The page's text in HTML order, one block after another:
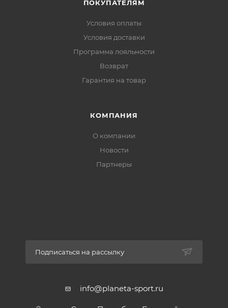
ПОКУПАТЕЛЯМ
Условия оплаты
Условия доставки
Программа лояльности
Возврат
Гарантия на товар
КОМПАНИЯ
О компании
Новости
Партнеры
Подписаться на рассылку
info@planeta-sport.ru